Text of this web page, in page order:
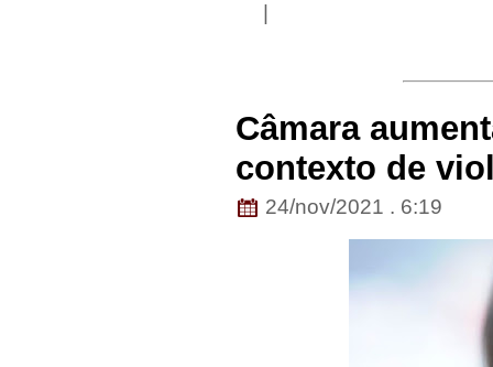
Câmara
contexto de
24/nov/2021 . 6:19